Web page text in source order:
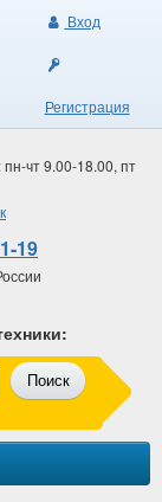
Вход
Регистрация
чт 9.00-18.00, пт
19
:
Поиск